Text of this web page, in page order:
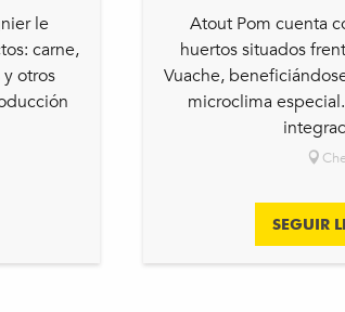
le
carne,
otros
Atout Pom cuenta
huertos situados
Vuache,
microclima
SEGUIR